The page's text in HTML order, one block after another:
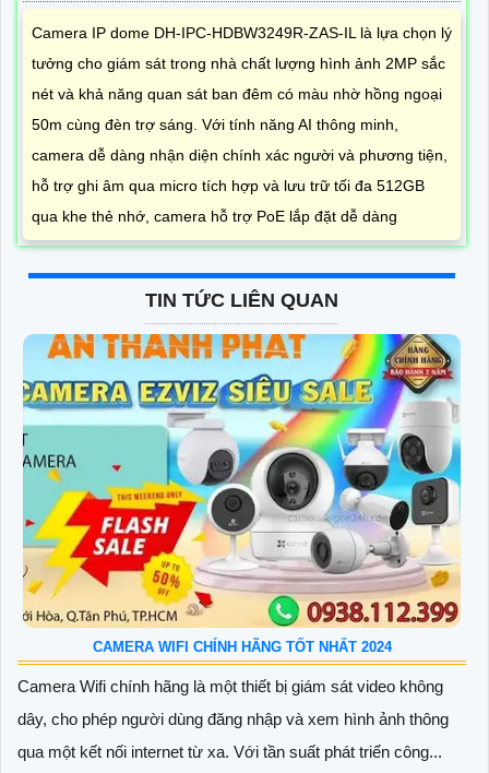
Camera IP dome DH-IPC-HDBW3249R-ZAS-IL là lựa chọn lý
tưởng cho giám sát trong nhà chất lượng hình ảnh 2MP sắc
nét và khả năng quan sát ban đêm có màu nhờ hồng ngoại
50m cùng đèn trợ sáng. Với tính năng AI thông minh,
camera dễ dàng nhận diện chính xác người và phương tiện,
hỗ trợ ghi âm qua micro tích hợp và lưu trữ tối đa 512GB
qua khe thẻ nhớ, camera hỗ trợ PoE lắp đặt dễ dàng
TIN TỨC LIÊN QUAN
CAMERA WIFI CHÍNH HÃNG TỐT NHẤT 2024
Camera Wifi chính hãng là một thiết bị giám sát video không
dây, cho phép người dùng đăng nhập và xem hình ảnh thông
qua một kết nối internet từ xa. Với tần suất phát triển công...